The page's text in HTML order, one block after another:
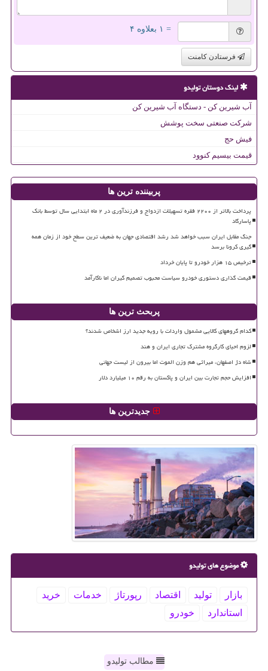
= ۱ بعلاوه ۴
فرستادن کامنت
لینک دوستان تولیدو
آب شیرین کن - دستگاه آب شیرین کن
شرکت صنعتی سخت پوشش
فیش حج
قیمت بیسیم کنوود
پربیننده ترین ها
پرداخت بالاتر از ۲۲۰۰ فقره تسهیلات ازدواج و فرزندآوری در ۲ ماه ابتدایی سال توسط بانک
پاسارگاد
جنگ مقابل ایران سبب خواهد شد رشد اقتصادی جهان به ضعیف ترین سطح خود از زمان همه
گیری کرونا برسد
ترخیص ۱۵ هزار خودرو تا پایان خرداد
قیمت گذاری دستوری خودرو سیاست محبوب تصمیم گیران اما ناکارآمد
پربحث ترین ها
کدام گروههای کالایی مشمول واردات با رویه جدید ارز اشخاص شدند؟
لزوم احیای کارگروه مشترک تجاری ایران و هند
شاه دژ اصفهان، میراثی هم وزن الموت اما بیرون از لیست جهانی
افزایش حجم تجارت بین ایران و پاکستان به رقم ۱۰ میلیارد دلار
جدیدترین ها
موضوع های تولیدو
بازار تولید اقتصاد رپورتاژ خدمات
خرید
استاندارد
خودرو
مطالب تولیدو